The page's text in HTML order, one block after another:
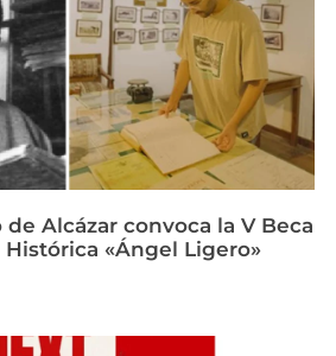
Alcázar convoca la V Beca
«Ángel Ligero»